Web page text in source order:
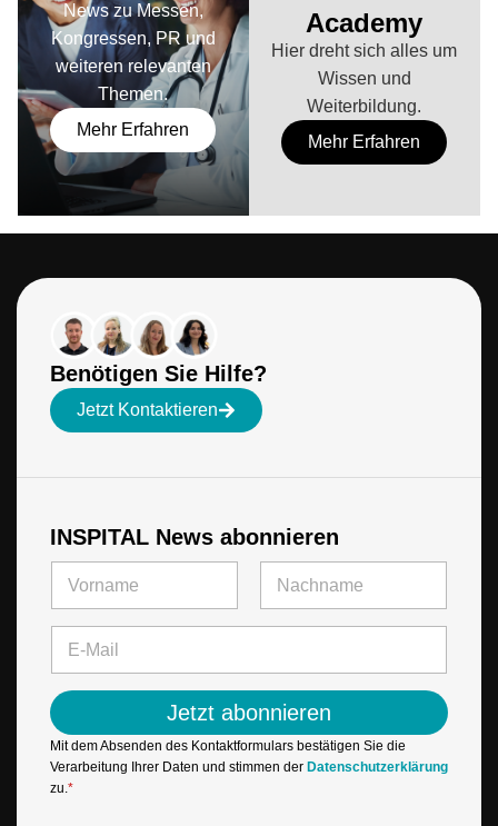
Academy
Hier dreht sich alles um
Wissen und
Weiterbildung.
Mehr Erfahren
News zu Messen,
Kongressen, PR und
weiteren relevanten
Themen.
Mehr Erfahren
Benötigen Sie Hilfe?
Jetzt Kontaktieren
INSPITAL News abonnieren
m
*
*
M
a
i
l
*
Jetzt abonnieren
Mit dem Absenden des Kontaktformulars bestätigen Sie die
Verarbeitung Ihrer Daten und stimmen der Datenschutzerklärung
zu.*